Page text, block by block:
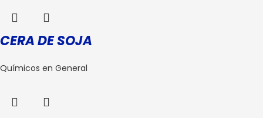
CERA DE SOJA
Químicos en General